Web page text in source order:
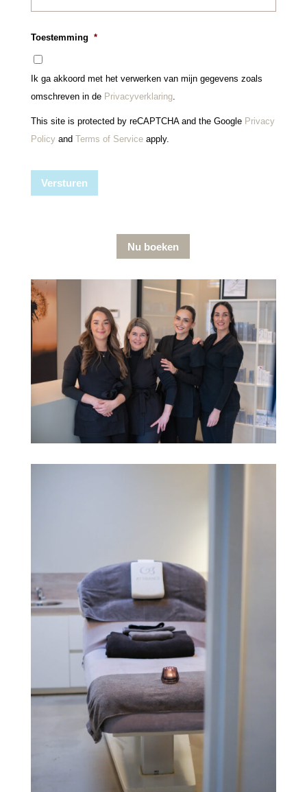
e
*
h
Toestemming *
Ik ga akkoord met het verwerken van mijn gegevens zoals
omschreven in de Privacyverklaring.
This site is protected by reCAPTCHA and the Google Privacy
Policyand Terms of Serviceapply.
Versturen
Nu boeken